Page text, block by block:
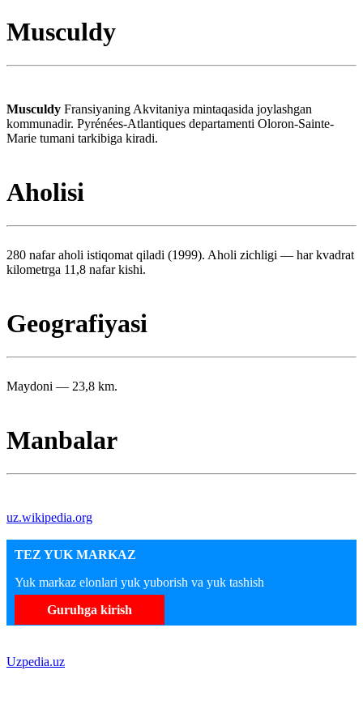
Musculdy
Musculdy Fransiyaning Akvitaniya mintaqasida joylashgan
kommunadir. Pyrénées-Atlantiques departamenti Oloron-Sainte-
Marie tumani tarkibiga kiradi.
Aholisi
280 nafar aholi istiqomat qiladi (1999). Aholi zichligi — har kvadrat
kilometrga 11,8 nafar kishi.
Geografiyasi
Maydoni — 23,8 km.
Manbalar
uz.wikipedia.org
TEZ YUK MARKAZ
Yuk markaz elonlari yuk yuborish va yuk tashish
Guruhga kirish
Uzpedia.uz